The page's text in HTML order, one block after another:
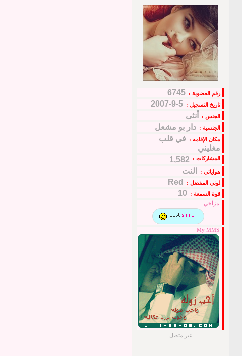
رقم العضوية : 6745
تاريخ التسجيل : 5-9-2007
الجنس : أنثى
الجنسية : دار بو مشعل
مكان الإقامه :
في قلب
مغليني
المشاركات : 1,582
هواياتي : النت
لوني المفضل : Red
قوة السمعة : 10
مزاجي
My MMS
غير متصل